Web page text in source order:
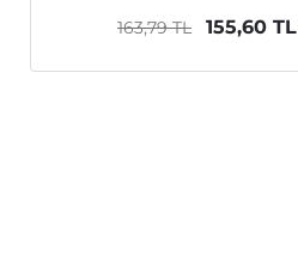
163,79 TL 155,60 TL